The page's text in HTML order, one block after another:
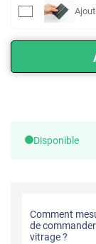
Disponible
Comment
de
vitrage ?